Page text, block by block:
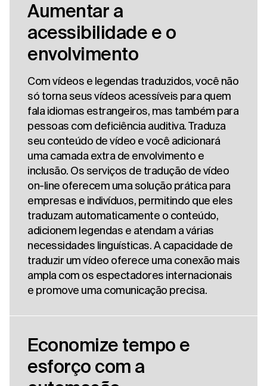
Aumentar a
acessibilidade e o
envolvimento
Com vídeos e legendas traduzidos, você não
só torna seus vídeos acessíveis para quem
fala idiomas estrangeiros, mas também para
pessoas com deficiência auditiva. Traduza
seu conteúdo de vídeo e você adicionará
uma camada extra de envolvimento e
inclusão. Os serviços de tradução de vídeo
on-line oferecem uma solução prática para
empresas e indivíduos, permitindo que eles
traduzam automaticamente o conteúdo,
adicionem legendas e atendam a várias
necessidades linguísticas. A capacidade de
traduzir um vídeo oferece uma conexão mais
ampla com os espectadores internacionais
e promove uma comunicação precisa.
Economize tempo e
esforço com a